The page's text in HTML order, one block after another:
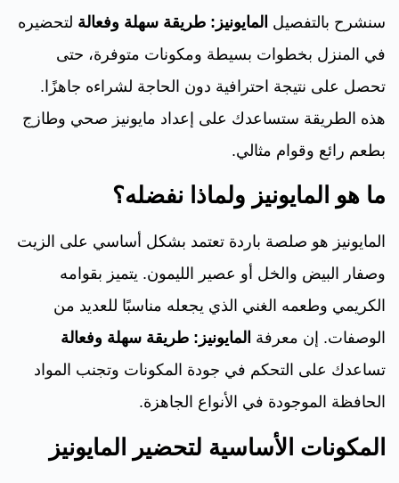
سنشرح بالتفصيل المايونيز: طريقة سهلة وفعالة لتحضيره
في المنزل بخطوات بسيطة ومكونات متوفرة، حتى
تحصل على نتيجة احترافية دون الحاجة لشراءه جاهزًا.
هذه الطريقة ستساعدك على إعداد مايونيز صحي وطازج
بطعم رائع وقوام مثالي.
ما هو المايونيز ولماذا نفضله؟
المايونيز هو صلصة باردة تعتمد بشكل أساسي على الزيت
وصفار البيض والخل أو عصير الليمون. يتميز بقوامه
الكريمي وطعمه الغني الذي يجعله مناسبًا للعديد من
الوصفات. إن معرفة المايونيز: طريقة سهلة وفعالة
تساعدك على التحكم في جودة المكونات وتجنب المواد
الحافظة الموجودة في الأنواع الجاهزة.
المكونات الأساسية لتحضير المايونيز